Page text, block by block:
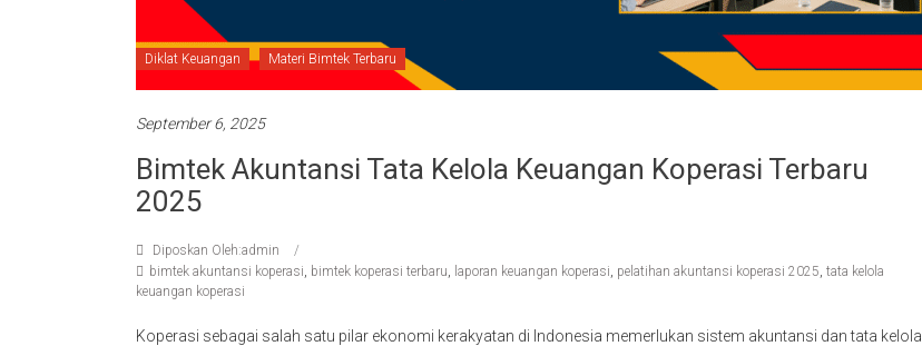
Diklat Keuangan Materi Bimtek Terbaru
September 6, 2025
Bimtek Akuntansi Tata Kelola Keuangan Koperasi Terbaru
2025
Diposkan Oleh:admin
bimtek akuntansi koperasi, bimtek koperasi terbaru, laporan keuangan koperasi, pelatihan akuntansi koperasi 2025, tata kelola
keuangan koperasi
Koperasi sebagai salah satu pilar ekonomi kerakyatan di Indonesia memerlukan sistem akuntansi dan tata kelola